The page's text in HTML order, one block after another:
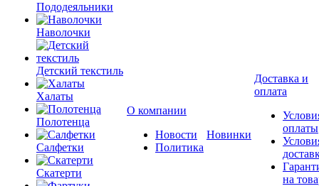
Пододеяльники
Наволочки
Детский текстиль
Халаты
Полотенца
Салфетки
Скатерти
О компании
Новости
Политика
Новинки
Доставка и
оплата
оплаты
на